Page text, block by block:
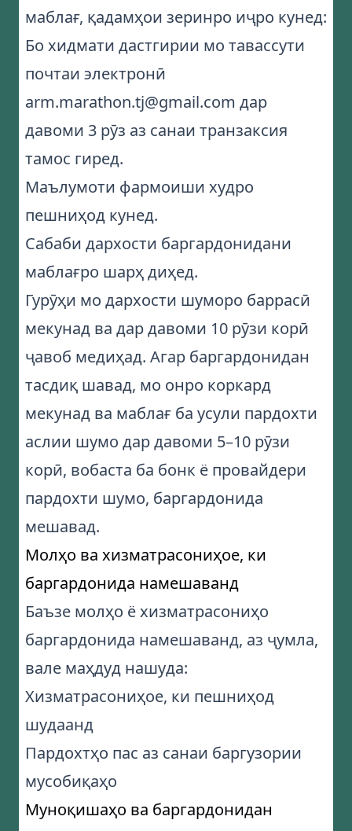
маблағ, қадамҳои зеринро иҷро кунед:
Бо хидмати дастгирии мо тавассути
почтаи электронӣ
arm.marathon.tj@gmail.com дар
давоми 3 рӯз аз санаи транзаксия
тамос гиред.
Маълумоти фармоиши худро
пешниҳод кунед.
Сабаби дархости баргардонидани
маблағро шарҳ диҳед.
Гурӯҳи мо дархости шуморо баррасӣ
мекунад ва дар давоми 10 рӯзи корӣ
ҷавоб медиҳад. Агар баргардонидан
тасдиқ шавад, мо онро коркард
мекунад ва маблағ ба усули пардохти
аслии шумо дар давоми 5–10 рӯзи
корӣ, вобаста ба бонк ё провайдери
пардохти шумо, баргардонида
мешавад.
Молҳо ва хизматрасониҳое, ки
баргардонида намешаванд
Баъзе молҳо ё хизматрасониҳо
баргардонида намешаванд, аз ҷумла,
вале маҳдуд нашуда:
Хизматрасониҳое, ки пешниҳод
шудаанд
Пардохтҳо пас аз санаи баргузории
мусобиқаҳо
Муноқишаҳо ва баргардонидан